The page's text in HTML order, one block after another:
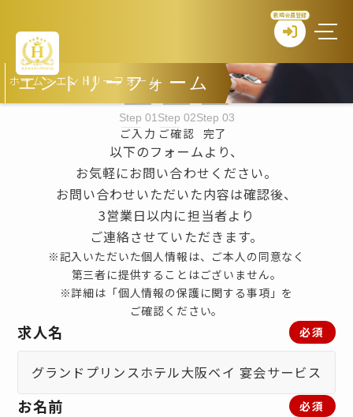
新規会員登録
エントリーフォーム
ホーム>エントリーフォーム
Step 01
ご入力
Step 02
ご確認
Step 03
完了
以下のフォームより、
お気軽にお問い合わせください。
お問い合わせいただいた内容は確認後、
3営業日以内に担当者より
ご連絡させていただきます。
※記入いただいた個人情報は、ご本人の同意なく
第三者に提供することはございません。
※詳細は「個人情報の保護に関する事項」を
ご確認ください。
必須
求人名
必須
お名前